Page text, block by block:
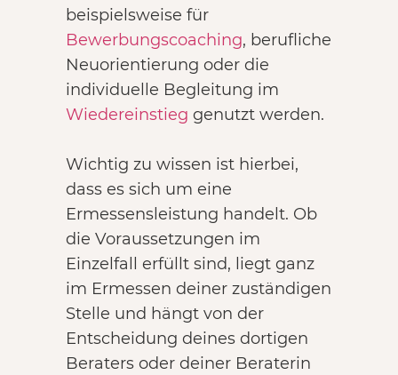
beispielsweise für
Bewerbungscoaching, berufliche
Neuorientierung oder die
individuelle Begleitung im
Wiedereinstieg genutzt werden.
Wichtig zu wissen ist hierbei,
dass es sich um eine
Ermessensleistung handelt. Ob
die Voraussetzungen im
Einzelfall erfüllt sind, liegt ganz
im Ermessen deiner zuständigen
Stelle und hängt von der
Entscheidung deines dortigen
Beraters oder deiner Beraterin